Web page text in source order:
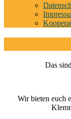
Das
Wir bieten euch